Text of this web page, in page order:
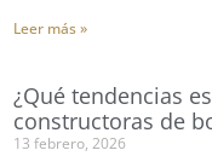
Leer más »
¿Qué tendencias
constructoras de
13 febrero, 2026